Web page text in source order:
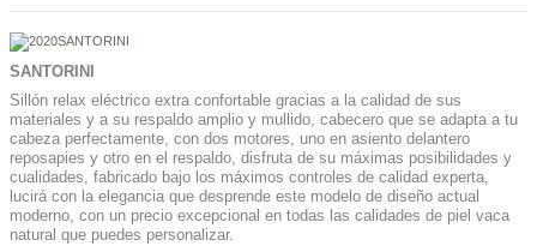
SANTORINI
Sillón relax eléctrico extra confortable gracias a la calidad de sus
materiales y a su respaldo amplio y mullido, cabecero que se adapta a tu
cabeza perfectamente, con dos motores, uno en asiento delantero
reposapies y otro en el respaldo, disfruta de su máximas posibilidades y
cualidades, fabricado bajo los máximos controles de calidad experta,
lucirá con la elegancia que desprende este modelo de diseño actual
moderno, con un precio excepcional en todas las calidades de piel vaca
natural que puedes personalizar.